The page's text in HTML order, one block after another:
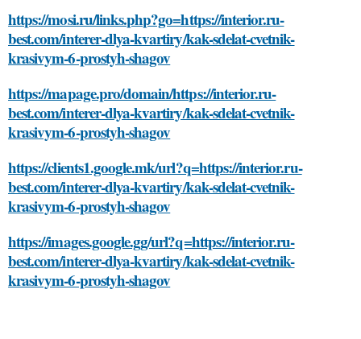
https://mosi.ru/links.php?go=https://interior.ru-
best.com/interer-dlya-kvartiry/kak-sdelat-cvetnik-
krasivym-6-prostyh-shagov
https://mapage.pro/domain/https://interior.ru-
best.com/interer-dlya-kvartiry/kak-sdelat-cvetnik-
krasivym-6-prostyh-shagov
https://clients1.google.mk/url?q=https://interior.ru-
best.com/interer-dlya-kvartiry/kak-sdelat-cvetnik-
krasivym-6-prostyh-shagov
https://images.google.gg/url?q=https://interior.ru-
best.com/interer-dlya-kvartiry/kak-sdelat-cvetnik-
krasivym-6-prostyh-shagov